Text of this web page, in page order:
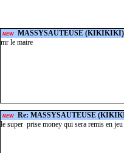
NEW MASSYSAUTEUSE (KIKIKIKI)
mr le maire
NEW Re: MASSYSAUTEUSE
le super prise money qui sera remis en